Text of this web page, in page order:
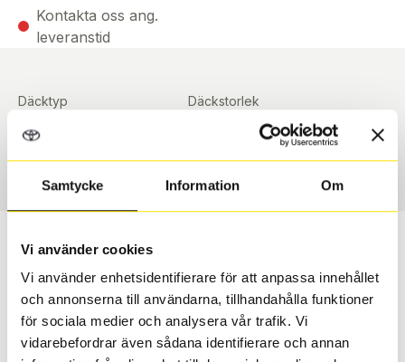
Samtycke Information Om
Vi använder cookies
Vi använder enhetsidentifierare för att anpassa innehållet
och annonserna till användarna, tillhandahålla funktioner
för sociala medier och analysera vår trafik. Vi
vidarebefordrar även sådana identifierare och annan
Kontakta oss ang.
leveranstid
Däcktyp Däckstorlek
165/60 R 14 ArrayArray
Art nummer
90374
Passar detta däck min bil?
Ange registreringsnummer för att se om det däck du
valt passar din bilmodell. Om du köper däck som skall
sättas på dina befintliga fälgar, se till att kolla en extra
gång så att däck och fälg har samma dimensioner.